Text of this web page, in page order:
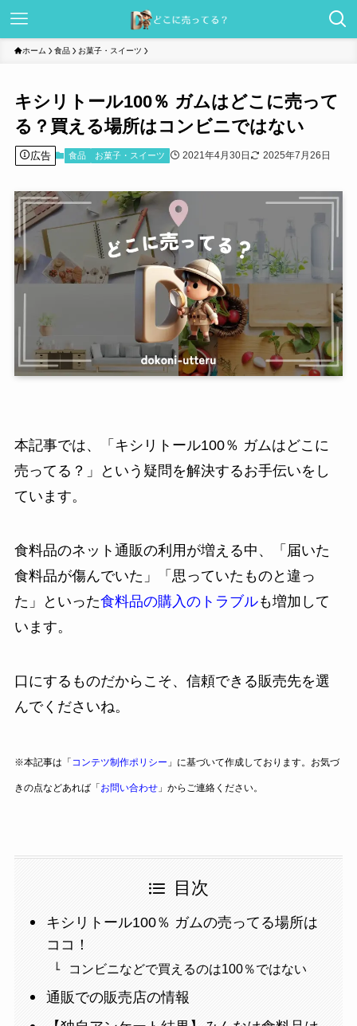
ホーム 食品 お菓子・スイーツ
キシリトール100％ ガムはどこに売って
る？買える場所はコンビニではない
広告 食品 お菓子・スイーツ 2021年4月30日 2025年7月26日
本記事では、「キシリトール100％ ガムはどこに
売ってる？」という疑問を解決するお手伝いをし
ています。
食料品のネット通販の利用が増える中、「届いた
食料品が傷んでいた」「思っていたものと違っ
た」といった食料品の購入のトラブルも増加して
います。
口にするものだからこそ、信頼できる販売先を選
んでくださいね。
※本記事は「 コンテツ制作ポリシー 」に基づいて作成しております。お気づ
きの点などあれば「お問い合わせ」からご連絡ください。
目次
キシリトール100％ ガムの売ってる場所は
ココ！
コンビニなどで買えるのは100％ではない
通販での販売店の情報